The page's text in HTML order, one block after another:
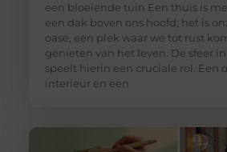
een bloeiende tuin Een thuis is
een dak boven ons hoofd; het is
oase, een plek waar we tot rust
genieten van het leven. De sfeer
speelt hierin een cruciale rol. Een
interieur en een